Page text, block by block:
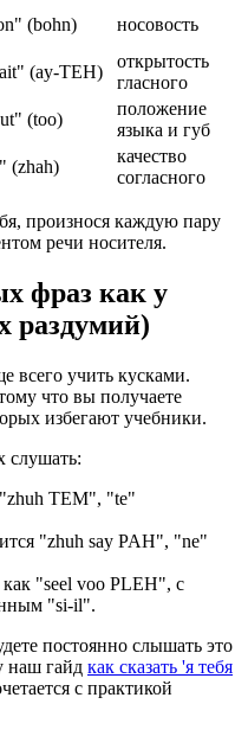
(bohn) носовость
(ay-TEH)
открытость
гласного
(too)
положение
языка и губ
(zhah)
качество
согласного
произнося каждую пару
речи носителя.
фраз как у
раздумий)
всего учить кусками.
что вы получаете
избегают учебники.
слушать:
"zhuh TEM", "te"
"zhuh say PAH", "ne"
"seel voo PLEH", с
"si-il".
постоянно слышать это
наш гайд как сказать 'я тебя
с практикой